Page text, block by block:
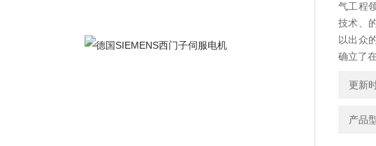
气工程
技术、
以出众
确立了
更新